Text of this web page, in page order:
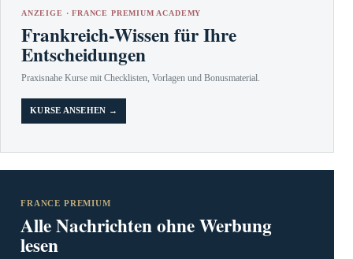
ANZEIGE · FRANCE PREMIUM ACADEMY
Frankreich-Wissen für Ihre
Entscheidungen
Praxisnahe Kurse mit Checklisten, Vorlagen und Bonusmaterial.
KURSE ANSEHEN →
FRANCE PREMIUM
Alle Nachrichten ohne Werbung
lesen